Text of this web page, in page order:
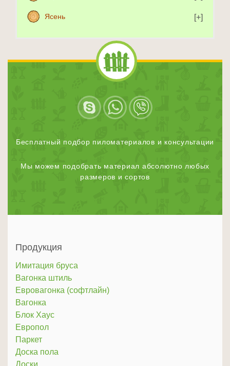
Ясень
Бесплатный подбор пиломатериалов и консультации
Мы можем подобрать материал абсолютно любых
размеров и сортов
Продукция
Имитация бруса
Вагонка штиль
Евровагонка (софтлайн)
Вагонка
Блок Хаус
Европол
Паркет
Доска пола
Доски